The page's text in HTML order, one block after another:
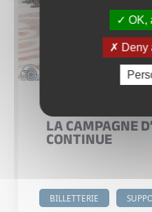
BILLETTERIE
LA CAMPAGNE
CONTINUE
OK,
Deny